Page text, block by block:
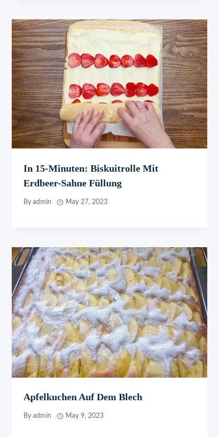
In 15-Minuten: Biskuitrolle Mit
Erdbeer-Sahne Füllung
By admin May 27, 2023
Apfelkuchen Auf Dem Blech
By admin May 9, 2023